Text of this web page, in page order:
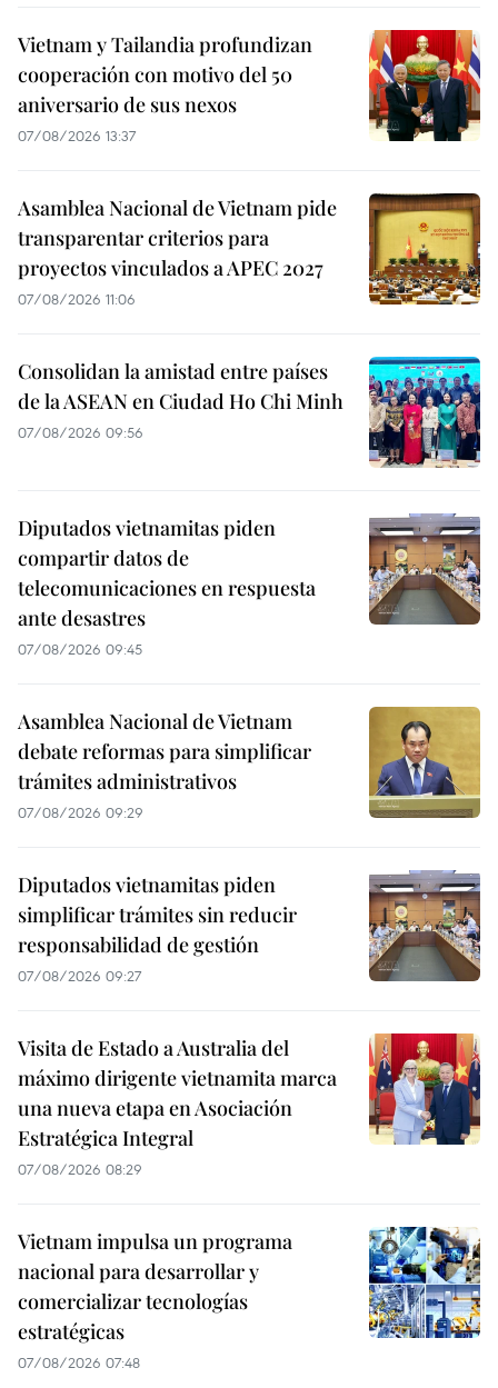
Vietnam y Tailandia profundizan
cooperación con motivo del 50
aniversario de sus nexos
07/08/2026 13:37
Asamblea Nacional de Vietnam pide
transparentar criterios para
proyectos vinculados a APEC 2027
07/08/2026 11:06
Consolidan la amistad entre países
de la ASEAN en Ciudad Ho Chi Minh
07/08/2026 09:56
Diputados vietnamitas piden
compartir datos de
telecomunicaciones en respuesta
ante desastres
07/08/2026 09:45
Asamblea Nacional de Vietnam
debate reformas para simplificar
trámites administrativos
07/08/2026 09:29
Diputados vietnamitas piden
simplificar trámites sin reducir
responsabilidad de gestión
07/08/2026 09:27
Visita de Estado a Australia del
máximo dirigente vietnamita marca
una nueva etapa en Asociación
Estratégica Integral
07/08/2026 08:29
Vietnam impulsa un programa
nacional para desarrollar y
comercializar tecnologías
estratégicas
07/08/2026 07:48